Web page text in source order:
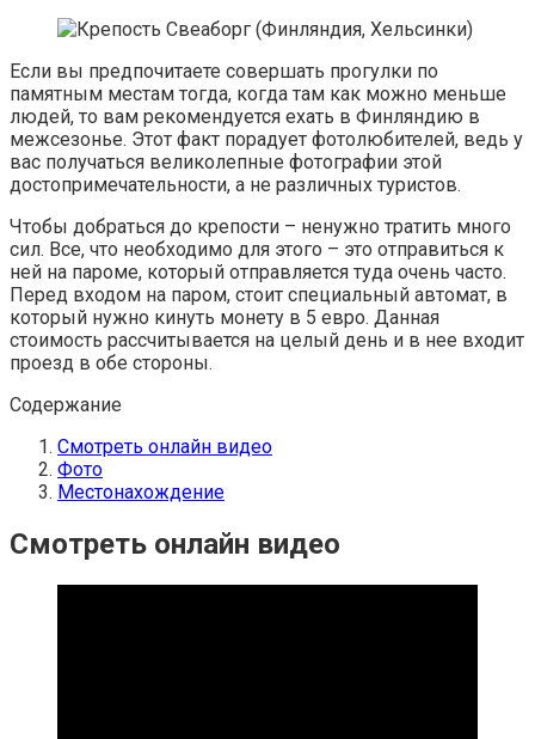
Если вы предпочитаете совершать прогулки по
памятным местам тогда, когда там как можно меньше
людей, то вам рекомендуется ехать в Финляндию в
межсезонье. Этот факт порадует фотолюбителей, ведь у
вас получаться великолепные фотографии этой
достопримечательности, а не различных туристов.
Чтобы добраться до крепости – ненужно тратить много
сил. Все, что необходимо для этого – это отправиться к
ней на пароме, который отправляется туда очень часто.
Перед входом на паром, стоит специальный автомат, в
который нужно кинуть монету в 5 евро. Данная
стоимость рассчитывается на целый день и в нее входит
проезд в обе стороны.
Содержание
Смотреть онлайн видео
Фото
Местонахождение
Смотреть онлайн видео